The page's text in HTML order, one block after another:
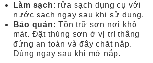
Làm sạch: rửa sạch dụng cụ với
nước sạch ngay sau khi sử dụng.
Bảo quản: Tồn trữ sơn nơi khô
mát. Đặt thùng sơn ở vị trí thẳng
đứng an toàn và đậy chặt nắp.
Dùng ngay sau khi mở nắp.